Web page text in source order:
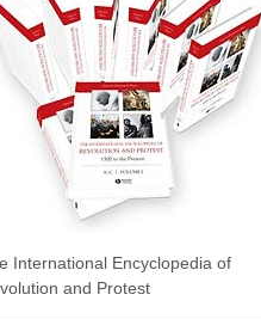
International Encyclopedia of
and Protest